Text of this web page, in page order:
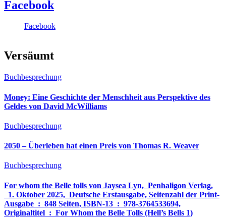
Facebook
Facebook
Versäumt
Buchbesprechung
Money: Eine Geschichte der Menschheit aus Perspektive des
Geldes von David McWilliams
Buchbesprechung
2050 – Überleben hat einen Preis von Thomas R. Weaver
Buchbesprechung
For whom the Belle tolls von Jaysea Lyn, ‎ Penhaligon Verlag,
‎ 1. Oktober 2025, ‎ Deutsche Erstausgabe, Seitenzahl der Print-
Ausgabe ‏ : ‎ 848 Seiten, ISBN-13 ‏ : ‎ 978-3764533694,
Originaltitel ‏ : ‎ For Whom the Belle Tolls (Hell’s Bells 1)